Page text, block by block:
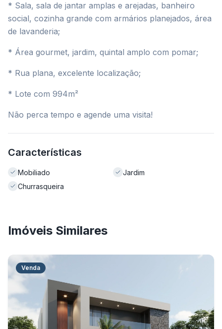
* Sala, sala de jantar amplas e arejadas, banheiro
social, cozinha grande com armários planejados, área
de lavanderia;
* Área gourmet, jardim, quintal amplo com pomar;
* Rua plana, excelente localização;
* Lote com 994m²
Não perca tempo e agende uma visita!
Características
Mobiliado
Jardim
Churrasqueira
Imóveis Similares
Venda